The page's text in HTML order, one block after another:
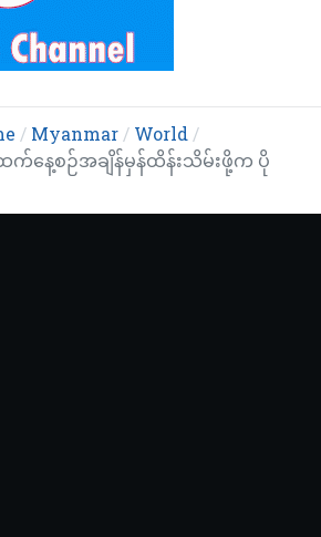
Myanmar
World
က်နေ့စဉ်အချိန်မှန်ထိန်းသိမ်းဖို့က ပို